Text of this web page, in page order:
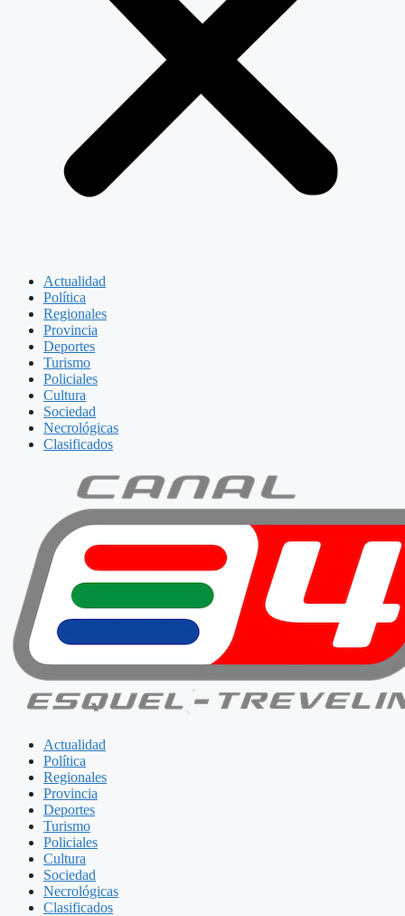
Actualidad
Política
Regionales
Provincia
Deportes
Turismo
Policiales
Cultura
Sociedad
Necrológicas
Clasificados
Actualidad
Política
Regionales
Provincia
Deportes
Turismo
Policiales
Cultura
Sociedad
Necrológicas
Clasificados